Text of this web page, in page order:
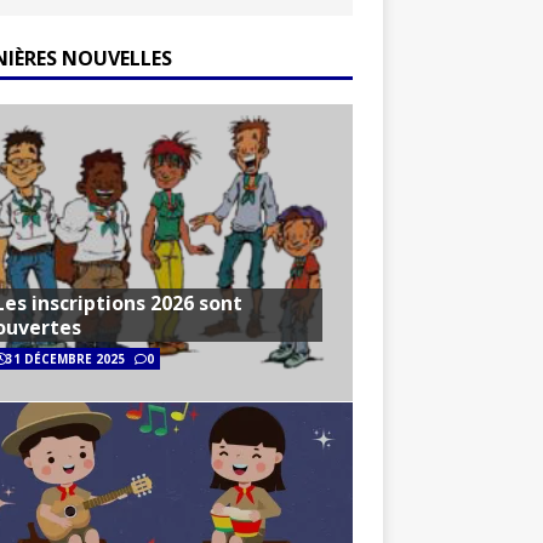
NOUVELLES
inscriptions 2026 sont
31 DÉCEMBRE 2025 0